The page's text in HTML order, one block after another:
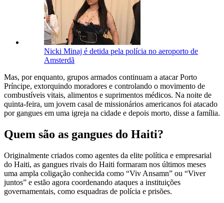
Nicki Minaj é detida pela polícia no aeroporto de
Amsterdã
Mas, por enquanto, grupos armados continuam a atacar Porto
Príncipe, extorquindo moradores e controlando o movimento de
combustíveis vitais, alimentos e suprimentos médicos. Na noite de
quinta-feira, um jovem casal de missionários americanos foi atacado
por gangues em uma igreja na cidade e depois morto, disse a família.
Quem são as gangues do Haiti?
Originalmente criados como agentes da elite política e empresarial
do Haiti, as gangues rivais do Haiti formaram nos últimos meses
uma ampla coligação conhecida como “Viv Ansamn” ou “Viver
juntos” e estão agora coordenando ataques a instituições
governamentais, como esquadras de polícia e prisões.